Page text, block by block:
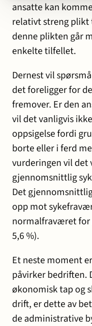
ansatte kan
relativt streng
denne plikten går
enkelte tilfellet.
Dernest vil
det foreligger for
fremover. Er den
vil det vanligvis
oppsigelse fordi
borte eller i ferd
vurderingen vil det
gjennomsnittlig
Det
opp mot
normalfraværet for
5,6 %).
Et neste moment
påvirker
økonomisk tap og
drift, er dette av
de administrative